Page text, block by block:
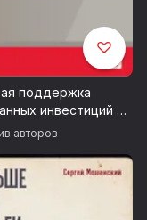
поддержка
инвестиций в
авторов